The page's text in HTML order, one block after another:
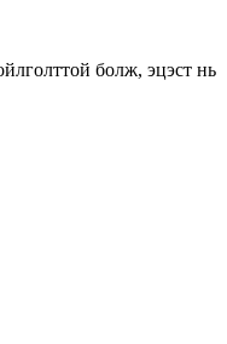
болж, эцэст нь